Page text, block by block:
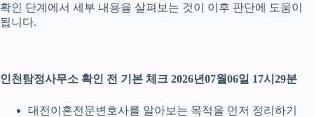
확인 단계에서 세부 내용을 살펴보는 것이 이후 판단에 도움이
됩니다.
인천탐정사무소 확인 전 기본 체크 2026년07월06일 17시29분
대전이혼전문변호사를 알아보는 목적을 먼저 정리하기